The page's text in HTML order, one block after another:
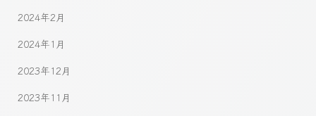
2024年2月
2024年1月
2023年12月
2023年11月